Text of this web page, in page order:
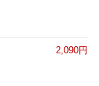
2,090円